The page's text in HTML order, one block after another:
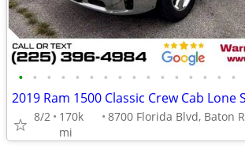
• • • • • • • • • • • • • • • •
8/2
170k
mi